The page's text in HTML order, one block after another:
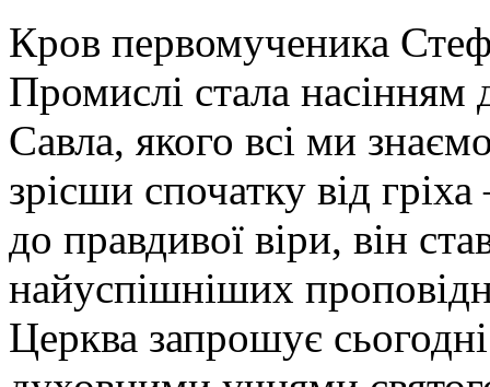
Кров первомученика
Промислі стала
Савла, якого всі ми
зрісши спочатку від
до правдивої віри, він
найуспішніших
Церква запрошує